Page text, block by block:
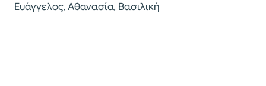
Ευάγγελος, Αθανασία, Βασιλική